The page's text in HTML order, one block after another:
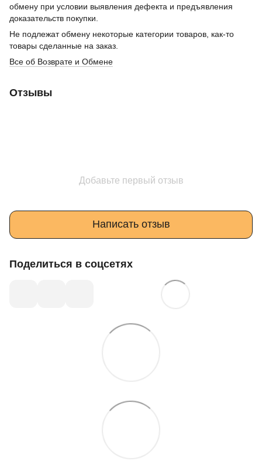
обмену при условии выявления дефекта и предъявления
доказательств покупки.
Не подлежат обмену некоторые категории товаров, как-то
товары сделанные на заказ.
Все об Возврате и Обмене
Отзывы
Добавьте первый отзыв
Написать отзыв
Поделиться в соцсетях